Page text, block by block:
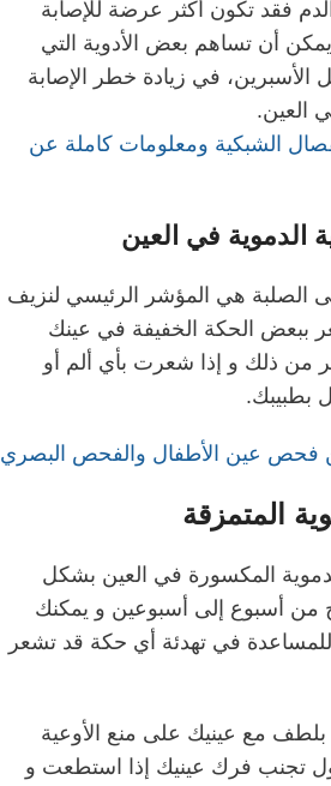
فقد تكون أكثر عرضة للإصابة
يمكن أن تساهم بعض الأدوية التي
في زيادة خطر الإصابة
العين.
الشبكية ومعلومات كاملة عن
الدموية في العين
الصلبة هي المؤشر الرئيسي لنزيف
ببعض الحكة الخفيفة في عينك
من ذلك و إذا شعرت بأي ألم أو
بطبيبك.
فحص عين الأطفال والفحص البصري
المتمزقة
المكسورة في العين بشكل
من أسبوع إلى أسبوعين و يمكنك
في تهدئة أي حكة قد تشعر
مع عينيك على منع الأوعية
تجنب فرك عينيك إذا استطعت و